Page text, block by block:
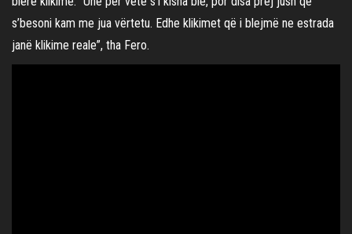
s’besoni kam me jua vërtetu. Edhe klikimet që i blejmë ne estrada
janë klikime reale”, tha Fero.